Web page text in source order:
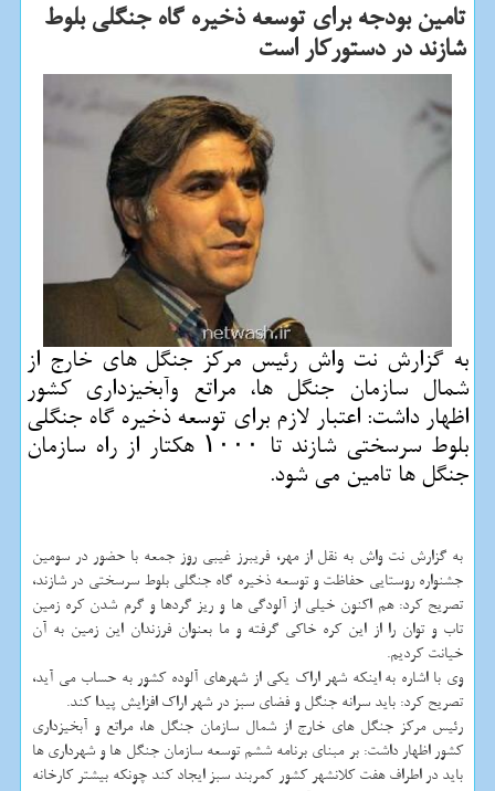
تامین بودجه برای توسعه ذخیره گاه جنگلی بلوط
شازند در دستوركار است
به گزارش نت واش رئیس مركز جنگل های خارج از
شمال سازمان جنگل ها، مراتع وآبخیزداری كشور
اظهار داشت: اعتبار لازم برای توسعه ذخیره گاه جنگلی
بلوط سرسختی شازند تا ۱۰۰۰ هكتار از راه سازمان
جنگل ها تامین می شود.
به گزارش نت واش به نقل از مهر، فریبرز غیبی روز جمعه با حضور در سومین
جشنواره روستایی حفاظت و توسعه ذخیره گاه جنگلی بلوط سرسختی در شازند،
تصریح كرد: هم اكنون خیلی از آلودگی ها و ریز گردها و گرم شدن كره زمین
تاب و توان را از این كره خاكی گرفته و ما بعنوان فرزندان این زمین به آن
خیانت كردیم.
وی با اشاره به اینكه شهر اراك یكی از شهرهای آلوده كشور به حساب می آید،
تصریح كرد: باید سرانه جنگل و فضای سبز در شهر اراك افزایش پیدا كند.
رئیس مركز جنگل های خارج از شمال سازمان جنگل ها، مراتع و آبخیزداری
كشور اظهار داشت: بر مبنای برنامه ششم توسعه سازمان جنگل ها و شهرداری ها
باید در اطراف هفت كلانشهر كشور كمربند سبز ایجاد كند چونكه بیشتر كارخانه